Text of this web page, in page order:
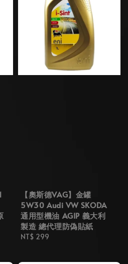
【奧斯德VAG】金罐
5W30 Audi VW SKODA
通用型機油 AGIP 義大利
製造 總代理防偽貼紙
Regular
NT$ 299